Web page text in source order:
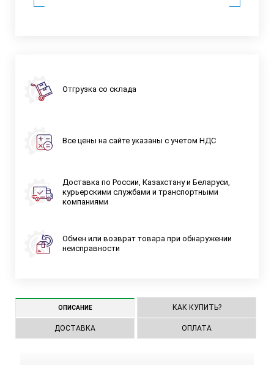
Отгрузка со склада
Все цены на сайте указаны с учетом НДС
Доставка по России, Казахстану и Беларуси,
курьерскими службами и транспортными
компаниями
Обмен или возврат товара при обнаружении
неисправности
ОПИСАНИЕ КАК КУПИТЬ?
ДОСТАВКА ОПЛАТА